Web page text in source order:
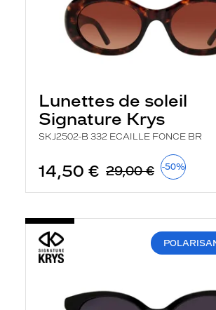
Lunettes de soleil
Signature Krys
SKJ2502-B 332 ECAILLE FONCE BR
14,50 € 29,00 € -50%